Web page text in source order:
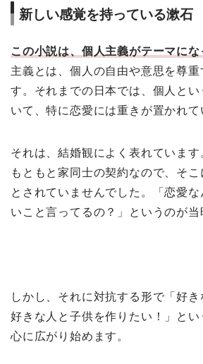
新しい感覚を持っている漱石
この小説は、個人主義がテーマにな
主義とは、個人の自由や意思を尊
す。それまでの日本では、個人とい
いて、特に恋愛には重きが置かれて
それは、結婚観によく表れていま
もともと家同士の契約なので、そ
とされていませんでした。「恋愛
いこと言ってるの？」というのが当
しかし、それに対抗する形で「好
好きな人と子供を作りたい！」とい
心に広がり始めます。